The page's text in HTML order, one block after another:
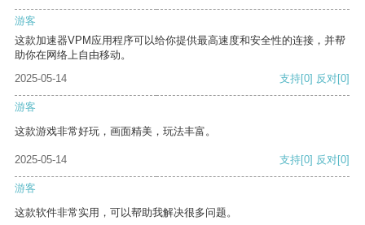
游客
这款加速器VPM应用程序可以给你提供最高速度和安全性的连接，并帮
助你在网络上自由移动。
2025-05-14
支持[0] 反对[0]
游客
这款游戏非常好玩，画面精美，玩法丰富。
2025-05-14 支持[0] 反对[0]
游客
这款软件非常实用，可以帮助我解决很多问题。